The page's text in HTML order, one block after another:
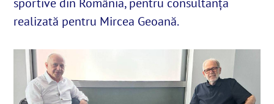
realizată pentru Mircea Geoană.